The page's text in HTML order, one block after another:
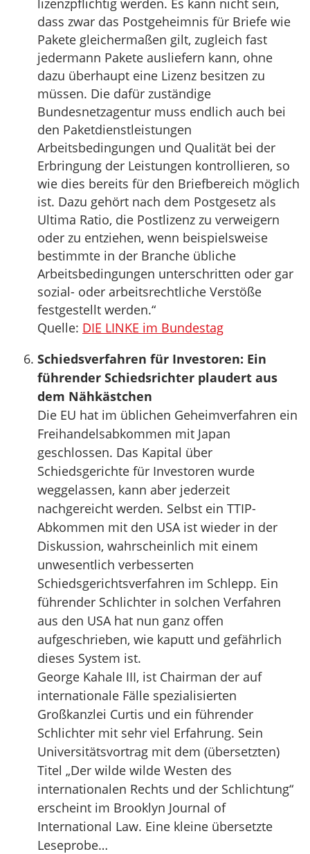
lizenzpflichtig werden. Es kann nicht sein,
dass zwar das Postgeheimnis für Briefe wie
Pakete gleichermaßen gilt, zugleich fast
jedermann Pakete ausliefern kann, ohne
dazu überhaupt eine Lizenz besitzen zu
müssen. Die dafür zuständige
Bundesnetzagentur muss endlich auch bei
den Paketdienstleistungen
Arbeitsbedingungen und Qualität bei der
Erbringung der Leistungen kontrollieren, so
wie dies bereits für den Briefbereich möglich
ist. Dazu gehört nach dem Postgesetz als
Ultima Ratio, die Postlizenz zu verweigern
oder zu entziehen, wenn beispielsweise
bestimmte in der Branche übliche
Arbeitsbedingungen unterschritten oder gar
sozial- oder arbeitsrechtliche Verstöße
festgestellt werden.“
Quelle: DIE LINKE im Bundestag
Schiedsverfahren für Investoren: Ein
führender Schiedsrichter plaudert aus
dem Nähkästchen
Die EU hat im üblichen Geheimverfahren ein
Freihandelsabkommen mit Japan
geschlossen. Das Kapital über
Schiedsgerichte für Investoren wurde
weggelassen, kann aber jederzeit
nachgereicht werden. Selbst ein TTIP-
Abkommen mit den USA ist wieder in der
Diskussion, wahrscheinlich mit einem
unwesentlich verbesserten
Schiedsgerichtsverfahren im Schlepp. Ein
führender Schlichter in solchen Verfahren
aus den USA hat nun ganz offen
aufgeschrieben, wie kaputt und gefährlich
dieses System ist.
George Kahale III, ist Chairman der auf
internationale Fälle spezialisierten
Großkanzlei Curtis und ein führender
Schlichter mit sehr viel Erfahrung. Sein
Universitätsvortrag mit dem (übersetzten)
Titel „Der wilde wilde Westen des
internationalen Rechts und der Schlichtung“
erscheint im Brooklyn Journal of
International Law. Eine kleine übersetzte
Leseprobe…